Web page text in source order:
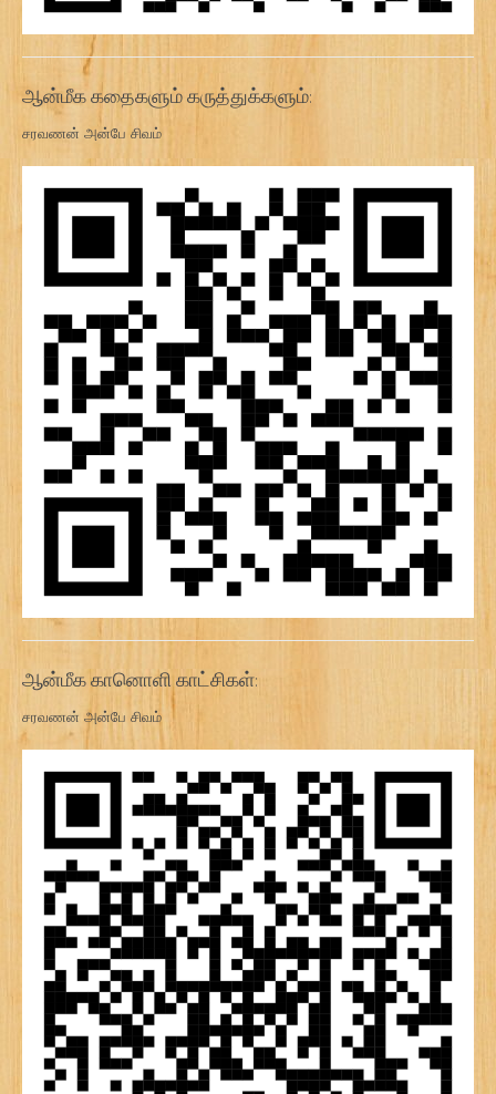
ஆன்மீக கதைகளும் கருத்துக்களும்:
சரவணன் அன்பே சிவம்
ஆன்மீக கானொளி காட்சிகள்:
சரவணன் அன்பே சிவம்